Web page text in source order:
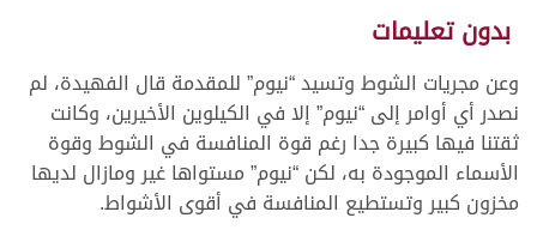
بدون تعليمات
وعن مجريات الشوط وتسيد “نيوم” للمقدمة قال الفهيدة، لم
نصدر أي أوامر إلى “نيوم” إلا في الكيلوين الأخيرين، وكانت
ثقتنا فيها كبيرة جدا رغم قوة المنافسة في الشوط وقوة
الأسماء الموجودة به، لكن “نيوم” مستواها غير ومازال لديها
مخزون كبير وتستطيع المنافسة في أقوى الأشواط.